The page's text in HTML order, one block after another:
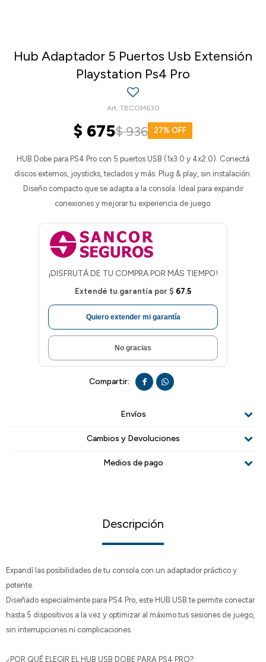
Hub Adaptador 5 Puertos Usb Extensión
Playstation Ps4 Pro
TBCOM630
$ 675$936 27
HUB Dobe para PS4 Pro con 5 puertos USB (1x3.0 y 4x2.0). Conectá
discos externos, joysticks, teclados y más. Plug & play, sin instalación.
Diseño compacto que se adapta a la consola. Ideal para expandir
conexiones y mejorar tu experiencia de juego.
¡DISFRUTÁ DE TU COMPRA POR MÁS TIEMPO!
Extendé tu garantía por $ 67.5
Quiero extender mi garantía
No gracias
 
Envíos
Cambios y Devoluciones
Medios de pago
Descripción
Expandí las posibilidades de tu consola con un adaptador práctico y
potente.
Diseñado especialmente para PS4 Pro, este HUB USB te permite conectar
hasta 5 dispositivos a la vez y optimizar al máximo tus sesiones de juego,
sin interrupciones ni complicaciones.
¿POR QUÉ ELEGIR EL HUB USB DOBE PARA PS4 PRO?